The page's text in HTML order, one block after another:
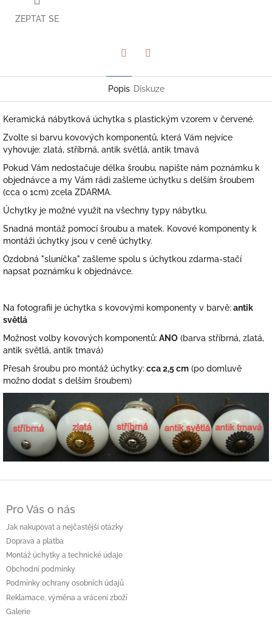
ZEPTAT SE
Popis Diskuze
Keramická nábytková úchytka s plastickým vzorem v červené.
Zvolte si barvu kovových komponentů, která Vám nejvíce
vyhovuje: zlatá, stříbrná, antik světlá, antik tmavá
Pokud Vám nedostačuje délka šroubu, napište nám poznámku k
objednávce a my Vám rádi zašleme úchytku s delším šroubem
(cca o 1cm) zcela ZDARMA.
Úchytky je možné využít na všechny typy nábytku.
Snadná montáž pomocí šroubu a matek. Kovové komponenty k
montáži úchytky jsou v ceně úchytky.
Ozdobná "sluníčka" zašleme spolu s úchytkou zdarma-stačí
napsat poznámku k objednávce.
Na fotografii je úchytka s kovovými komponenty v barvě: antik
světlá
Možnost volby kovových komponentů: ANO (barva stříbrná, zlatá,
antik světlá, antik tmavá)
Přesah šroubu pro montáž úchytky: cca 2,5 cm (po domluvě
možno dodat s delším šroubem)
Pro Vás o nás
Jak nakupovat a nejčastější otázky
Doprava a platba
Montáž úchytky a technické údaje
Obchodní podmínky
Podmínky ochrany osobních údajů
Reklamace, výměna a vrácení zboží
Galerie